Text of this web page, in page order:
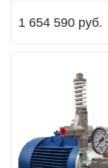
1 654 590 руб.